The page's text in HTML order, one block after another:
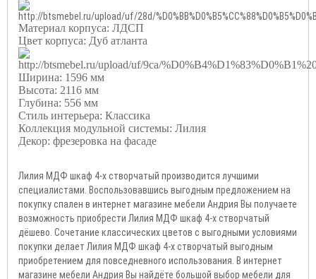
Материал корпуса: ЛДСП
Цвет корпуса: Дуб атланта
Ширина: 1596 мм
Высота: 2116 мм
Глубина: 556 мм
Стиль интерьера: Классика
Коллекция модульной системы: Лилия
Декор: фрезеровка на фасаде
Лилия МДФ шкаф 4-х створчатый производится лучшими
специалистами. Воспользовавшись выгодным предложением на
покупку спален в интернет магазине мебели Андрия Вы получаете
возможность приобрести Лилия МДФ шкаф 4-х створчатый
дёшево. Сочетание классических цветов с выгодными условиями
покупки делает Лилия МДФ шкаф 4-х створчатый выгодным
приобретением для повседневного использования. В интернет
магазине мебели Андрия Вы найдёте большой выбор мебели для